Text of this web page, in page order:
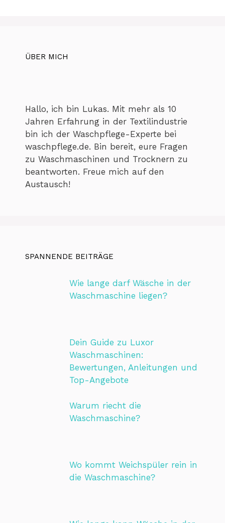
ÜBER MICH
Hallo, ich bin Lukas. Mit mehr als 10
Jahren Erfahrung in der Textilindustrie
bin ich der Waschpflege-Experte bei
waschpflege.de. Bin bereit, eure Fragen
zu Waschmaschinen und Trocknern zu
beantworten. Freue mich auf den
Austausch!
SPANNENDE BEITRÄGE
Wie lange darf Wäsche in der
Waschmaschine liegen?
Dein Guide zu Luxor
Waschmaschinen:
Bewertungen, Anleitungen und
Top-Angebote
Warum riecht die
Waschmaschine?
Wo kommt Weichspüler rein in
die Waschmaschine?